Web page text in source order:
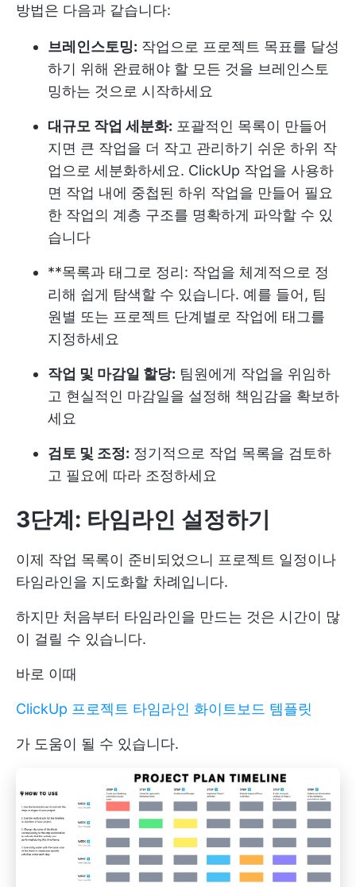
방법은 다음과 같습니다:
브레인스토밍: 작업으로 프로젝트 목표를 달성
하기 위해 완료해야 할 모든 것을 브레인스토
밍하는 것으로 시작하세요
대규모 작업 세분화: 포괄적인 목록이 만들어
지면 큰 작업을 더 작고 관리하기 쉬운 하위 작
업으로 세분화하세요. ClickUp 작업을 사용하
면 작업 내에 중첩된 하위 작업을 만들어 필요
한 작업의 계층 구조를 명확하게 파악할 수 있
습니다
**목록과 태그로 정리: 작업을 체계적으로 정
리해 쉽게 탐색할 수 있습니다. 예를 들어, 팀
원별 또는 프로젝트 단계별로 작업에 태그를
지정하세요
작업 및 마감일 할당: 팀원에게 작업을 위임하
고 현실적인 마감일을 설정해 책임감을 확보하
세요
검토 및 조정: 정기적으로 작업 목록을 검토하
고 필요에 따라 조정하세요
3단계: 타임라인 설정하기
이제 작업 목록이 준비되었으니 프로젝트 일정이나
타임라인을 지도화할 차례입니다.
하지만 처음부터 타임라인을 만드는 것은 시간이 많
이 걸릴 수 있습니다.
바로 이때
ClickUp 프로젝트 타임라인 화이트보드 템플릿
가 도움이 될 수 있습니다.